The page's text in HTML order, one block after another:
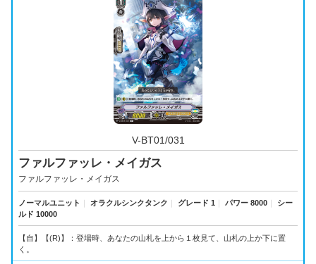
V-BT01/031
ファルファッレ・メイガス
ファルファッレ・メイガス
ノーマルユニット ｜ オラクルシンクタンク ｜ グレード 1 ｜ パワー 8000 ｜
シー
ルド 10000
【自】【(R)】：登場時、あなたの山札を上から１枚見て、山札の上か下に置
く。